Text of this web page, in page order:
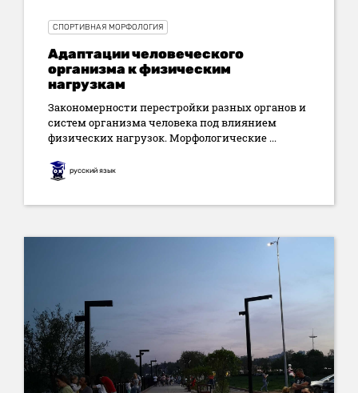
СПОРТИВНАЯ МОРФОЛОГИЯ
Адаптации человеческого
организма к физическим
нагрузкам
Закономерности перестройки разных органов и
систем организма человека под влиянием
физических нагрузок. Морфологические ...
русский язык